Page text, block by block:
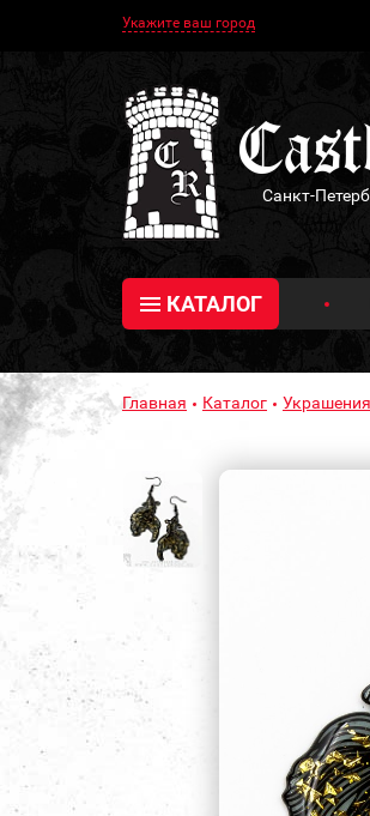
Укажите ваш город
Санкт-
КАТАЛОГ
Главная Каталог Украшения